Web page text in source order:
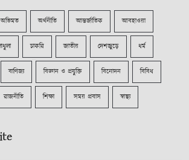
অভিমত অর্থনীতি আন্তর্জাতিক আবহাওয়া
চাকরি জাতীয় দেশজুড়ে ধর্ম
বাণিজ্য বিজ্ঞান ও প্রযুক্তি বিনোদন বিবিধ
রাজনীতি শিক্ষা সময় প্রবাস স্বাস্থ্য